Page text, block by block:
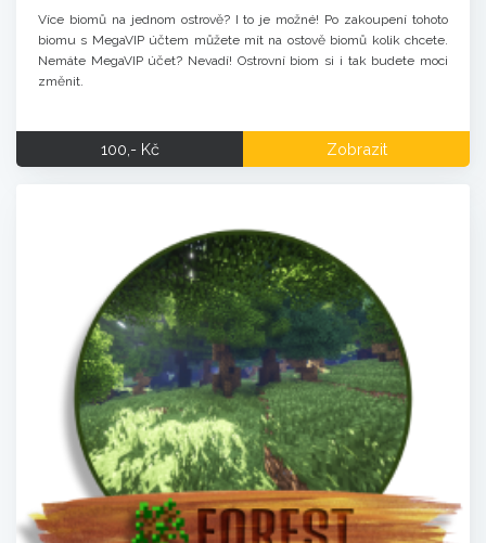
Více biomů na jednom ostrově? I to je možné! Po zakoupení tohoto
biomu s MegaVIP účtem můžete mít na ostově biomů kolik chcete.
Nemáte MegaVIP účet? Nevadí! Ostrovní biom si i tak budete moci
změnit.
100,- Kč Zobrazit